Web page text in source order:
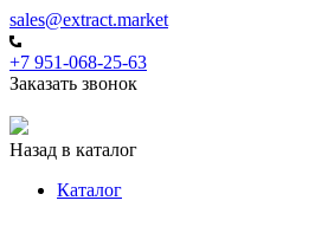
sales@extract.market
+7 951-068-25-63
Заказать звонок
Назад в каталог
Каталог